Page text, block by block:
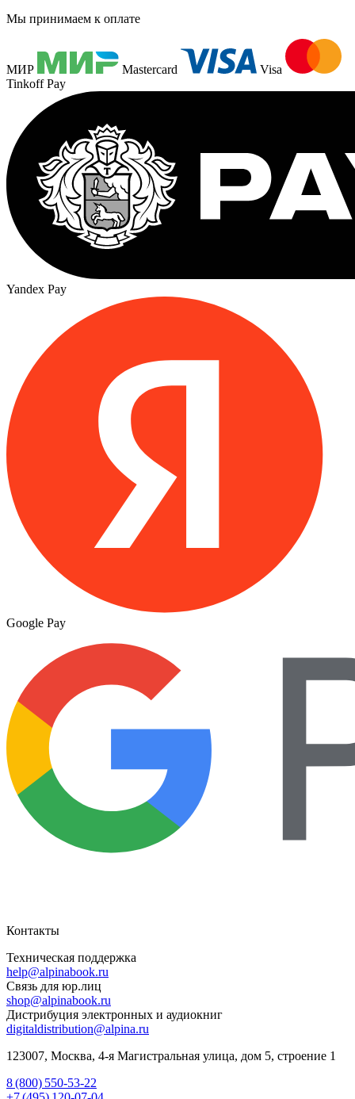
Мы принимаем к оплате
МИР Mastercard
Visa
Tinkoff Pay
Yandex Pay
Google Pay
Контакты
Техническая поддержка
help@alpinabook.ru
Связь для юр.лиц
shop@alpinabook.ru
Дистрибуция электронных и аудиокниг
digitaldistribution@alpina.ru
123007, Москва, 4-я Магистральная улица, дом 5, строение 1
8 (800) 550-53-22